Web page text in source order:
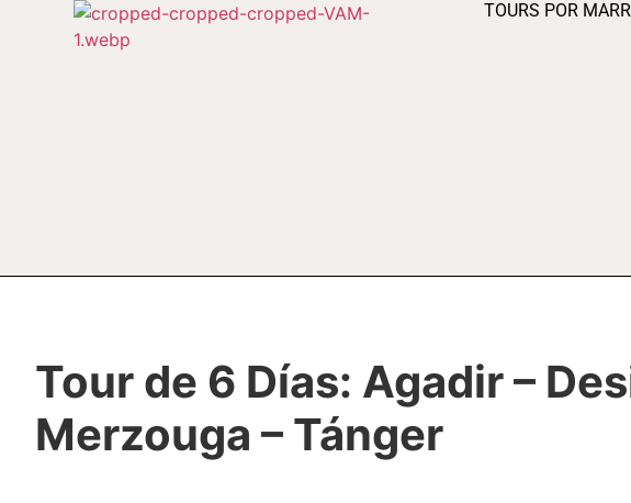
TOURS POR
Tour de 6 Días: Agadir –
Merzouga – Tánger